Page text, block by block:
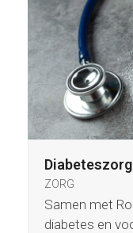
Diabeteszorg
ZORG
Samen met
diabetes en